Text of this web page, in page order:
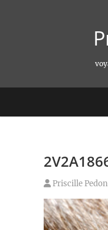
Priscille